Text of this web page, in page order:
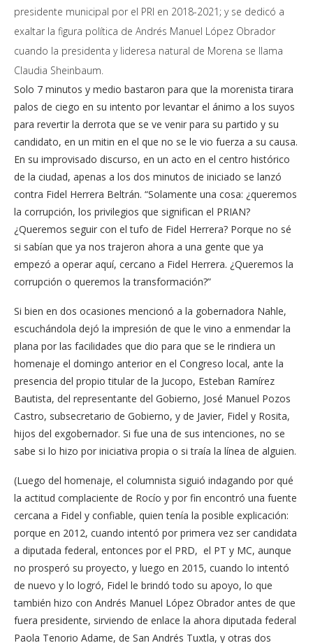
presidente municipal por el PRI en 2018-2021; y se dedicó a
exaltar la figura política de Andrés Manuel López Obrador
cuando la presidenta y lideresa natural de Morena se llama
Claudia Sheinbaum.
Solo 7 minutos y medio bastaron para que la morenista tirara
palos de ciego en su intento por levantar el ánimo a los suyos
para revertir la derrota que se ve venir para su partido y su
candidato, en un mitin en el que no se le vio fuerza a su causa.
En su improvisado discurso, en un acto en el centro histórico
de la ciudad, apenas a los dos minutos de iniciado se lanzó
contra Fidel Herrera Beltrán. “Solamente una cosa: ¿queremos
la corrupción, los privilegios que significan el PRIAN?
¿Queremos seguir con el tufo de Fidel Herrera? Porque no sé
si sabían que ya nos trajeron ahora a una gente que ya
empezó a operar aquí, cercano a Fidel Herrera. ¿Queremos la
corrupción o queremos la transformación?”
Si bien en dos ocasiones mencionó a la gobernadora Nahle,
escuchándola dejó la impresión de que le vino a enmendar la
plana por las facilidades que dio para que se le rindiera un
homenaje el domingo anterior en el Congreso local, ante la
presencia del propio titular de la Jucopo, Esteban Ramírez
Bautista, del representante del Gobierno, José Manuel Pozos
Castro, subsecretario de Gobierno, y de Javier, Fidel y Rosita,
hijos del exgobernador. Si fue una de sus intenciones, no se
sabe si lo hizo por iniciativa propia o si traía la línea de alguien.
(Luego del homenaje, el columnista siguió indagando por qué
la actitud complaciente de Rocío y por fin encontró una fuente
cercana a Fidel y confiable, quien tenía la posible explicación:
porque en 2012, cuando intentó por primera vez ser candidata
a diputada federal, entonces por el PRD, el PT y MC, aunque
no prosperó su proyecto, y luego en 2015, cuando lo intentó
de nuevo y lo logró, Fidel le brindó todo su apoyo, lo que
también hizo con Andrés Manuel López Obrador antes de que
fuera presidente, sirviendo de enlace la ahora diputada federal
Paola Tenorio Adame, de San Andrés Tuxtla, y otras dos